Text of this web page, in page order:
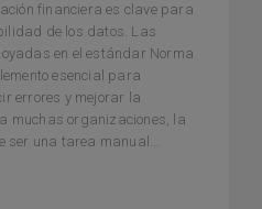
financiera es clave para
de los datos. Las
en el estándar Norma
esencial para
errores y mejorar la
muchas organizaciones, la
ser una tarea manual...